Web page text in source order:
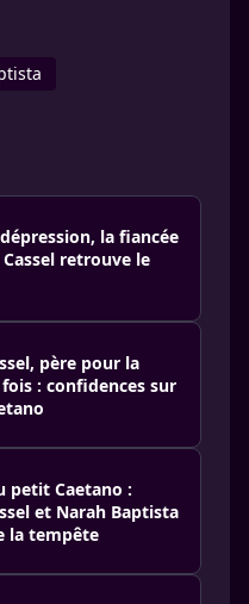
la fiancée
retrouve le
père pour la
: confidences sur
petit Caetano :
et Narah Baptista
la tempête